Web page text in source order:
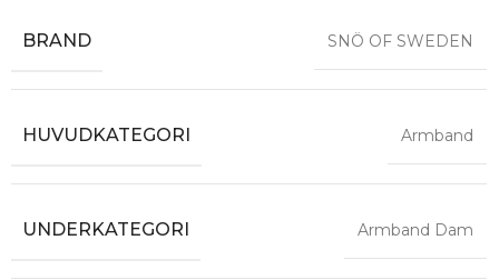
BRAND SNÖ OF SWEDEN
HUVUDKATEGORI Armband
UNDERKATEGORI Armband Dam